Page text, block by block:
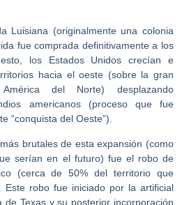
Luisiana (originalmente una colonia
fue comprada definitivamente a los
los Estados Unidos crecían e
hacia el oeste (sobre la gran
del Norte) desplazando
americanos (proceso que fue
“conquista del Oeste”).
brutales de esta expansión (como
serían en el futuro) fue el robo de
(cerca de 50% del territorio que
Este robo fue iniciado por la artificial
de Texas y su posterior incorporación